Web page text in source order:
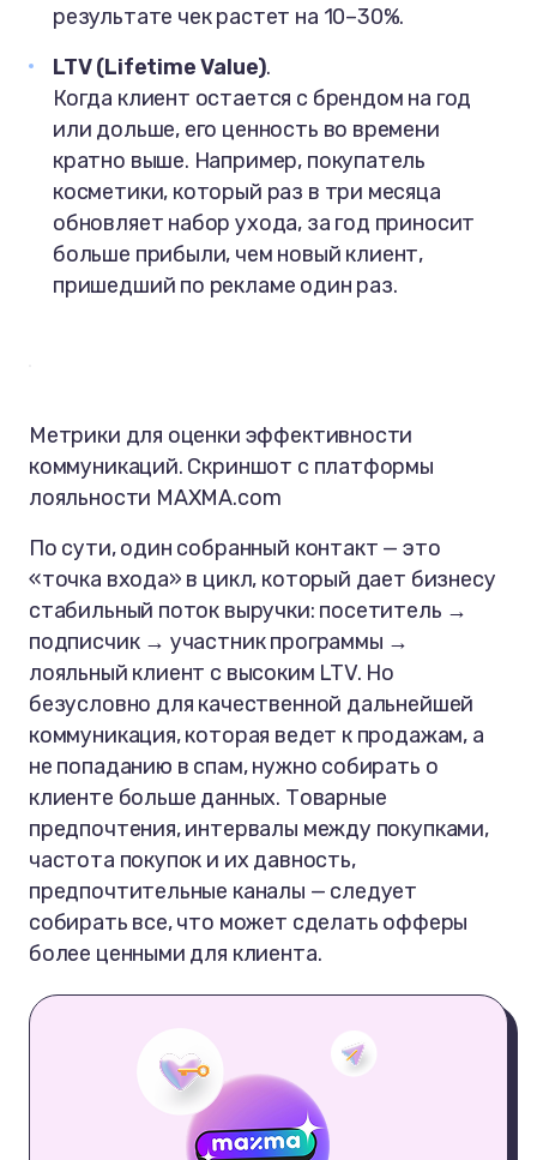
результате чек растет на 10–30%.
LTV (Lifetime Value).
Когда клиент остается с брендом на год
или дольше, его ценность во времени
кратно выше. Например, покупатель
косметики, который раз в три месяца
обновляет набор ухода, за год приносит
больше прибыли, чем новый клиент,
пришедший по рекламе один раз.
Метрики для оценки эффективности
коммуникаций. Скриншот с платформы
лояльности MAXMA.com
По сути, один собранный контакт — это
«точка входа» в цикл, который дает бизнесу
стабильный поток выручки: посетитель →
подписчик → участник программы →
лояльный клиент с высоким LTV. Но
безусловно для качественной дальнейшей
коммуникация, которая ведет к продажам, а
не попаданию в спам, нужно собирать о
клиенте больше данных. Товарные
предпочтения, интервалы между покупками,
частота покупок и их давность,
предпочтительные каналы — следует
собирать все, что может сделать офферы
более ценными для клиента.